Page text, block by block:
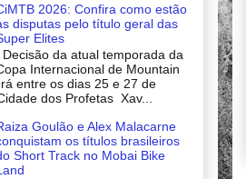
2026: Confira como estão
disputas pelo título geral das
Elites
Decisão da atual temporada da
Internacional de Mountain
entre os dias 25 e 27 de
dos Profetas Xav...
Goulão e Alex Malacarne
os títulos brasileiros
Short Track no Mobai Bike